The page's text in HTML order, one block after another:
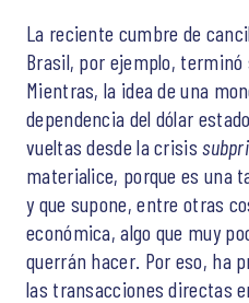
La reciente cumbre de
Brasil, por ejemplo,
Mientras, la idea de una
dependencia del dólar
vueltas desde la crisis
materialice, porque es una
y que supone, entre otras
económica, algo que muy
querrán hacer. Por eso, ha
las transacciones directas